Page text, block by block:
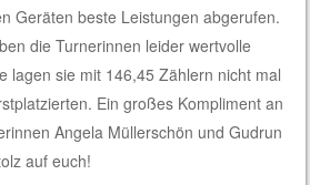
Geräten beste Leistungen abgerufen.
die Turnerinnen leider wertvolle
lagen sie mit 146,45 Zählern nicht mal
Ein großes Kompliment an
Angela Müllerschön und Gudrun
auf euch!